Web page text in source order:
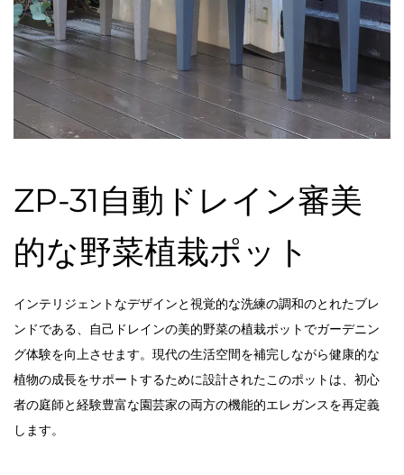
ZP-31自動ドレイン審美
的な野菜植栽ポット
インテリジェントなデザインと視覚的な洗練の調和のとれたブレ
ンドである、自己ドレインの美的野菜の植栽ポットでガーデニン
グ体験を向上させます。現代の生活空間を補完しながら健康的な
植物の成長をサポートするために設計されたこのポットは、初心
者の庭師と経験豊富な園芸家の両方の機能的エレガンスを再定義
します。